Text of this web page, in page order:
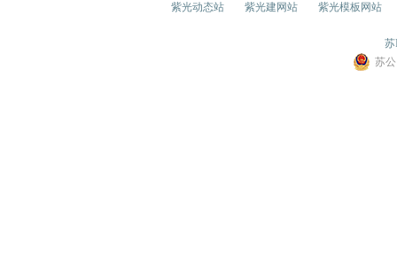
紫光动态站
紫光建网站 紫光模板网站
苏
苏公